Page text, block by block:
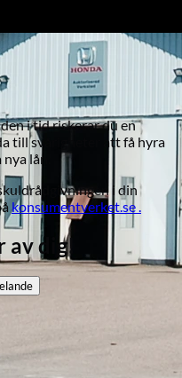
i tid riskerar du en
till svårigheter att få hyra
lån.
i din
konsumentverket.se .
av dig!